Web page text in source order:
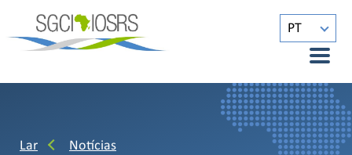
PT
Lar Notícias